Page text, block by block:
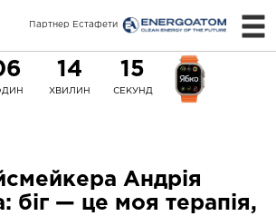
Партнер Естафети
14
ХВИЛИН
14
СЕКУНД
Андрія
біг — це моя терапія,